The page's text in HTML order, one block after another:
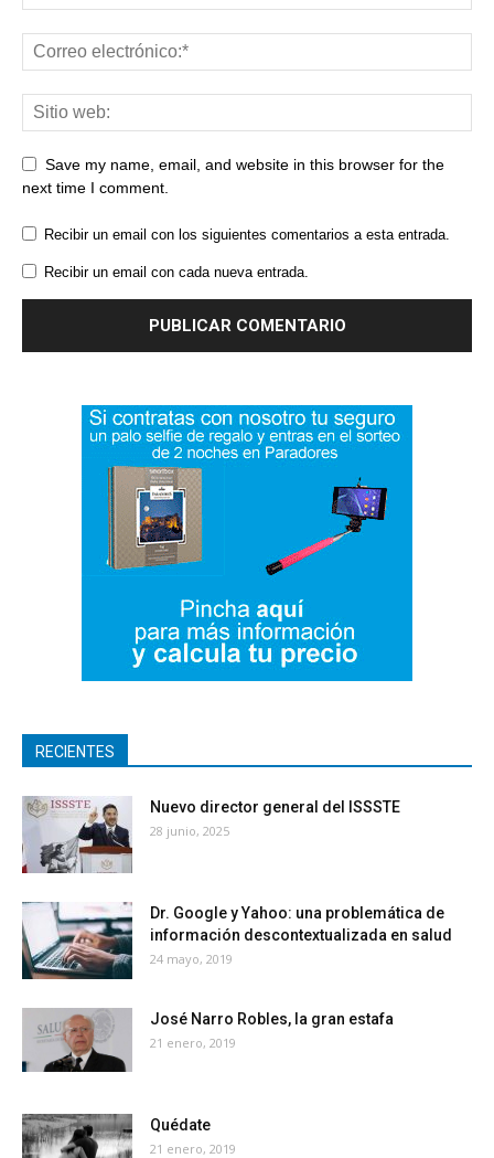
Save my name, email, and website in this browser for the
next time I comment.
Recibir un email con los siguientes comentarios a esta entrada.
Recibir un email con cada nueva entrada.
RECIENTES
Nuevo director general del ISSSTE
28 junio, 2025
Dr. Google y Yahoo: una problemática de
información descontextualizada en salud
24 mayo, 2019
José Narro Robles, la gran estafa
21 enero, 2019
Quédate
21 enero, 2019